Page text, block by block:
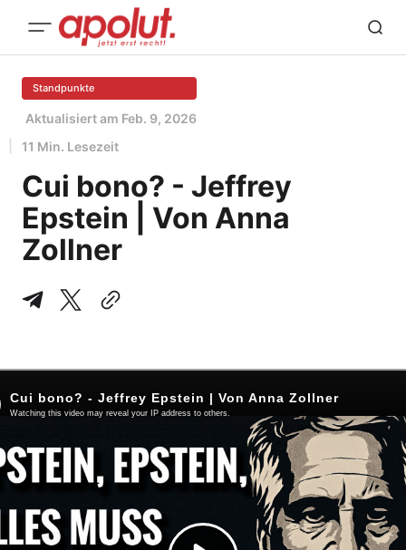
Standpunkte
Aktualisiert am Feb. 9, 2026
11 Min. Lesezeit
Cui bono? - Jeffrey
Epstein | Von Anna
Zollner